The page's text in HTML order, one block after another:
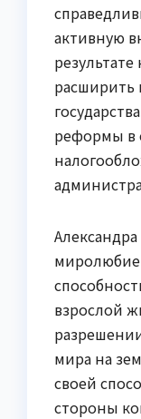
активную
расширить
реформы в
взрослой
мира на
своей
стороны